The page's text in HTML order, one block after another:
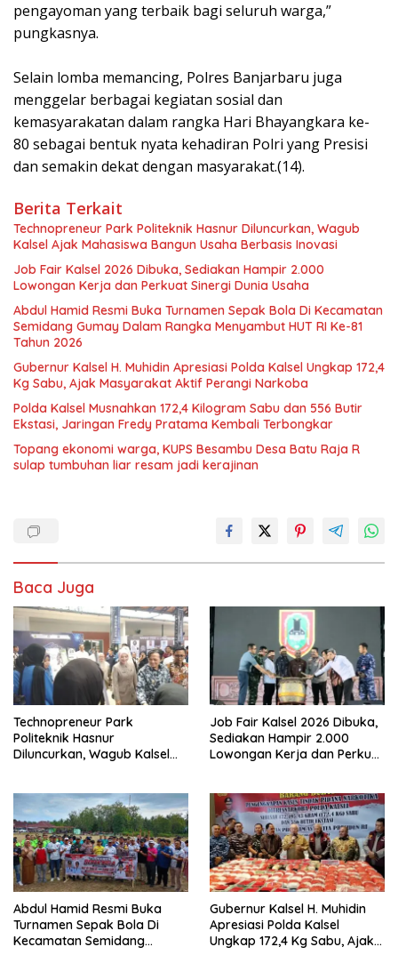
pengayoman yang terbaik bagi seluruh warga,”
pungkasnya.
Selain lomba memancing, Polres Banjarbaru juga
menggelar berbagai kegiatan sosial dan
kemasyarakatan dalam rangka Hari Bhayangkara ke-
80 sebagai bentuk nyata kehadiran Polri yang Presisi
dan semakin dekat dengan masyarakat.(14).
Berita Terkait
Technopreneur Park Politeknik Hasnur Diluncurkan, Wagub
Kalsel Ajak Mahasiswa Bangun Usaha Berbasis Inovasi
Job Fair Kalsel 2026 Dibuka, Sediakan Hampir 2.000
Lowongan Kerja dan Perkuat Sinergi Dunia Usaha
Abdul Hamid Resmi Buka Turnamen Sepak Bola Di Kecamatan
Semidang Gumay Dalam Rangka Menyambut HUT RI Ke-81
Tahun 2026
Gubernur Kalsel H. Muhidin Apresiasi Polda Kalsel Ungkap 172,4
Kg Sabu, Ajak Masyarakat Aktif Perangi Narkoba
Polda Kalsel Musnahkan 172,4 Kilogram Sabu dan 556 Butir
Ekstasi, Jaringan Fredy Pratama Kembali Terbongkar
Topang ekonomi warga, KUPS Besambu Desa Batu Raja R
sulap tumbuhan liar resam jadi kerajinan
Baca Juga
Technopreneur Park
Politeknik Hasnur
Diluncurkan, Wagub Kalsel
Job Fair Kalsel 2026 Dibuka,
Sediakan Hampir 2.000
Lowongan Kerja dan Perkuat
Abdul Hamid Resmi Buka
Turnamen Sepak Bola Di
Kecamatan Semidang
Gubernur Kalsel H. Muhidin
Apresiasi Polda Kalsel
Ungkap 172,4 Kg Sabu, Ajak